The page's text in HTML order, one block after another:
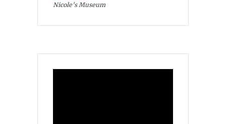
Nicole's Museum